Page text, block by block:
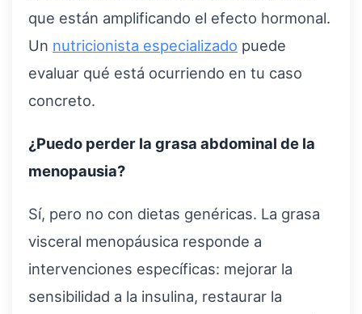
que están amplificando el efecto hormonal.
Un nutricionista especializado puede
evaluar qué está ocurriendo en tu caso
concreto.
¿Puedo perder la grasa abdominal de la
menopausia?
Sí, pero no con dietas genéricas. La grasa
visceral menopáusica responde a
intervenciones específicas: mejorar la
sensibilidad a la insulina, restaurar la